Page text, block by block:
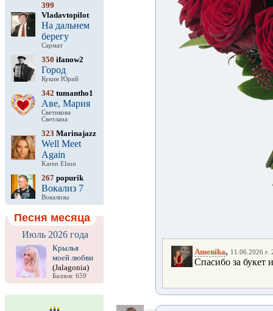
399
Vladavtopilot
На дальнем
берегу
Сармат
350 ifanow2
Город
Кукин Юрий
342 tumantho1
Аве, Мария
Светикова
Светлана
323 Marinajazz
Well Meet
Again
Karen Elson
267 popurik
Вокализ 7
Вокализы
Песня месяца
Июль 2026 года
Крылья
моей любви
(Jalagonia)
Баллов: 659
Amenika, 11.06.2026 г.
Спасибо за букет